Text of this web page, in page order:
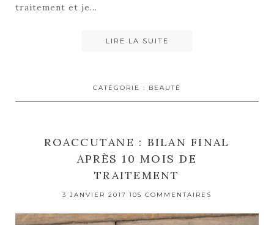
traitement et je…
LIRE LA SUITE
CATÉGORIE : BEAUTÉ
ROACCUTANE : BILAN FINAL
APRÈS 10 MOIS DE
TRAITEMENT
3 JANVIER 2017 105 COMMENTAIRES